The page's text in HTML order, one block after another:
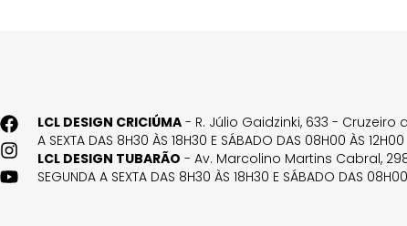
LCL DESIGN CRICIÚMA - R. Júlio Gaidzinki, 633 - Cruzeiro
A SEXTA DAS 8H30 ÀS 18H30 E SÁBADO DAS 08H00 ÀS 12H00
LCL DESIGN TUBARÃO - Av. Marcolino Martins Cabral,
SEGUNDA A SEXTA DAS 8H30 ÀS 18H30 E SÁBADO DAS